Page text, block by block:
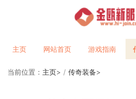
主页 网站首页 游戏指南
当前位置： 主页> 传奇装备>